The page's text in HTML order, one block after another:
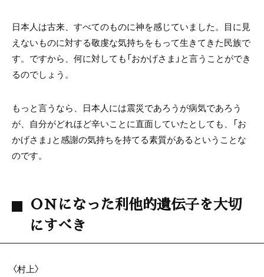
日本人は古来、すべてのものに神を感じていました。目に見
えないものに対する敬虔な気持ちをもって生きてきた民族で
す。ですから、何に対しても「おかげさま」と言うことができ
るのでしょう。
もっと言うなら、日本人には震災であろうが病気であろう
が、自分がどれほど辛いことに直面していたとしても、「お
かげさま」と感謝の気持ちを持てる素質があるということな
のです。
ＯＮになった利他的遺伝子を大切
にすべき
〈村上〉